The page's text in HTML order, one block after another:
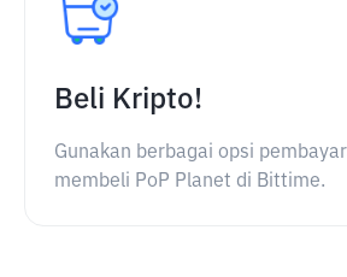
Beli Kripto!
Gunakan berbagai opsi
membeli PoP Planet di Bittime.